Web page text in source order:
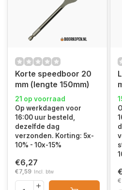
Korte speedboor 20
mm (lengte 150mm)
21 op voorraad
Op werkdagen voor
16:00 uur besteld,
dezelfde dag
verzonden. Korting: 5x-
10% - 10x-15%
€6,27
€7,59 Incl. btw